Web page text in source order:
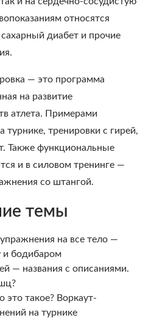
относятся
диабет и прочие
— это программа
на развитие
атлета. Примерами
турнике, тренировки с гирей,
Также функциональные
и в силовом тренинге —
со штангой.
темы
на все тело —
и бодибаром
— названия с описаниями.
это такое? Воркаут-
на турнике